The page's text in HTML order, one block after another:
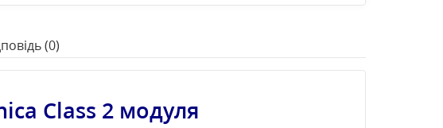
(0)
Class 2 модуля